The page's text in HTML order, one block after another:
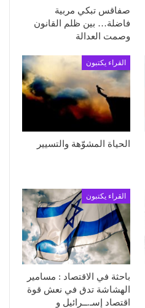
صفاقس تبكي مربية
فاضلة… بين ظلم القانون
وصمت العدالة
القراء يكتبون
الحياة المشوّهة والتسيير
القراء يكتبون
باحثة في الاقتصاد : مسامير
الهشاشة تدق في نعش قوة
اقتصاد إسـ.ــرائيل و